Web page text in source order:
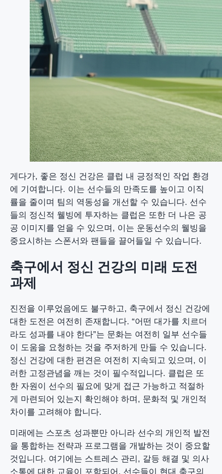
게다가, 좋은 정신 건강은 클럽 내 긍정적인 작업 환경
에 기여합니다. 이는 선수들의 만족도를 높이고 이직
률을 줄이며 팀의 역동성을 개선할 수 있습니다. 선수
들의 정신적 웰빙에 투자하는 클럽은 또한 더 나은 공
공 이미지를 얻을 수 있으며, 이는 운동선수의 웰빙을
중요시하는 스폰서와 팬들을 끌어들일 수 있습니다.
축구에서 정신 건강의 미래 도전
과제
진전을 이루었음에도 불구하고, 축구에서 정신 건강에
대한 도전은 여전히 존재합니다. “어떤 대가를 치르더
라도 성과를 내야 한다”는 문화는 여전히 일부 선수들
이 도움을 요청하는 것을 주저하게 만들 수 있습니다.
정신 건강에 대한 편견은 여전히 지속되고 있으며, 이
러한 고정관념을 깨는 것이 필수적입니다. 클럽은 또
한 자원이 선수의 필요에 맞게 접근 가능하고 적절하
게 마련되어 있는지 확인해야 하며, 문화적 및 개인적
차이를 고려해야 합니다.
미래에는 스포츠 성과뿐만 아니라 선수의 개인적 발전
을 통합하는 전략과 프로그램을 개발하는 것이 중요할
것입니다. 여기에는 스트레스 관리, 갈등 해결 및 의사
소통에 대한 교육이 포함되어, 선수들이 현대 축구의